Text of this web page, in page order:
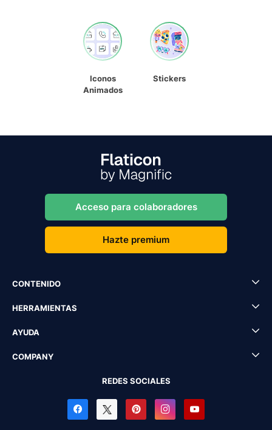
Iconos
Animados
Stickers
Acceso para colaboradores
Hazte premium
CONTENIDO
HERRAMIENTAS
AYUDA
COMPANY
REDES SOCIALES